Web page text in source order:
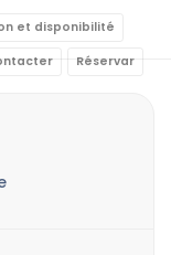
et disponibilité
Réservar